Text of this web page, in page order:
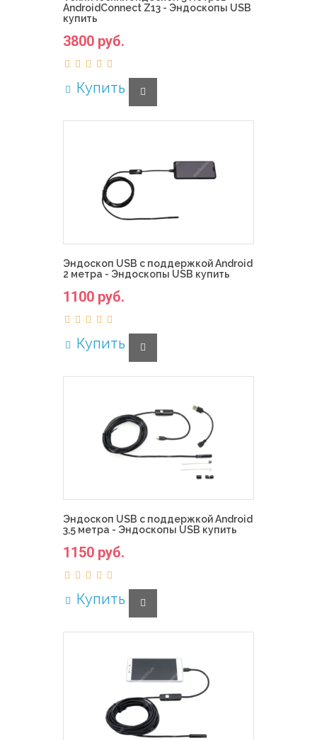
AndroidConnect Z13 - Эндоскопы USB
купить
3800 руб.
Купить
Эндоскоп USB с поддержкой Android
2 метра - Эндоскопы USB купить
1100 руб.
Купить
Эндоскоп USB с поддержкой Android
3,5 метра - Эндоскопы USB купить
1150 руб.
Купить